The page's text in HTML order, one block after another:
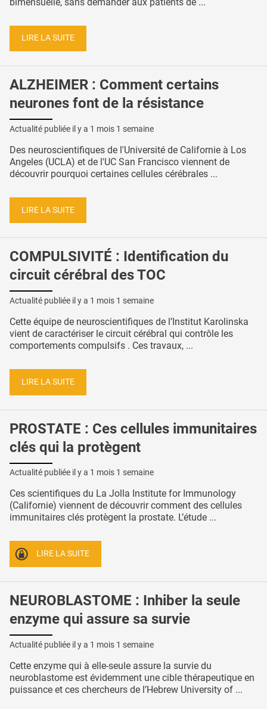
LIRE LA SUITE
ALZHEIMER : Comment certains
neurones font de la résistance
Actualité publiée il y a 1 mois 1 semaine
Des neuroscientifiques de l'Université de Californie à Los
Angeles (UCLA) et de l'UC San Francisco viennent de
découvrir pourquoi certaines cellules cérébrales ...
LIRE LA SUITE
COMPULSIVITÉ : Identification du
circuit cérébral des TOC
Actualité publiée il y a 1 mois 1 semaine
Cette équipe de neuroscientifiques de l’Institut Karolinska
vient de caractériser le circuit cérébral qui contrôle les
comportements compulsifs . Ces travaux, ...
LIRE LA SUITE
PROSTATE : Ces cellules immunitaires
clés qui la protègent
Actualité publiée il y a 1 mois 1 semaine
Ces scientifiques du La Jolla Institute for Immunology
(Californie) viennent de découvrir comment des cellules
immunitaires clés protègent la prostate. L’étude ...
LIRE LA SUITE
NEUROBLASTOME : Inhiber la seule
enzyme qui assure sa survie
Actualité publiée il y a 1 mois 1 semaine
Cette enzyme qui à elle-seule assure la survie du
neuroblastome est évidemment une cible thérapeutique en
puissance et ces chercheurs de l’Hebrew University of ...